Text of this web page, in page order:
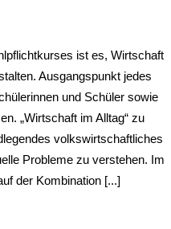
ist es, Wirtschaft
Ausgangspunkt jedes
und Schüler sowie
„Wirtschaft im Alltag“ zu
volkswirtschaftliches
Probleme zu verstehen. Im
der Kombination [...]